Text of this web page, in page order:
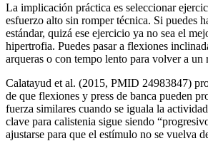
La implicación práctica es seleccionar
esfuerzo alto sin romper técnica. Si puedes
estándar, quizá ese ejercicio ya no sea el
hipertrofia. Puedes pasar a flexiones
arqueras o con tempo lento para volver a un
Calatayud et al. (2015, PMID 24983847)
de que flexiones y press de banca pueden
fuerza similares cuando se iguala la
clave para calistenia sigue siendo
ajustarse para que el estímulo no se vuelva